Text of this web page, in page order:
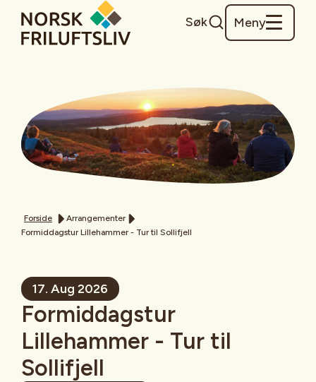
Søk Meny
Forside
Arrangementer
Formiddagstur Lillehammer - Tur til Sollifjell
17. Aug 2026
Formiddagstur
Lillehammer - Tur til
Sollifjell